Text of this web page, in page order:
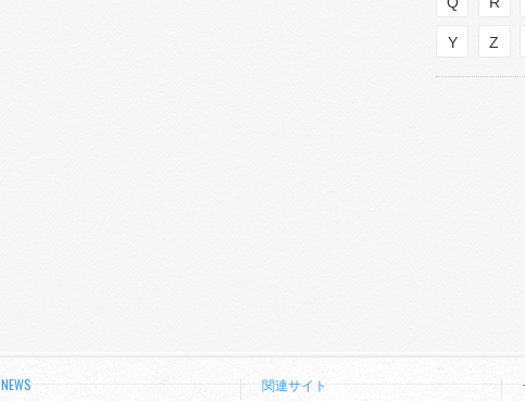
Y Z
NEWS 関連サイト